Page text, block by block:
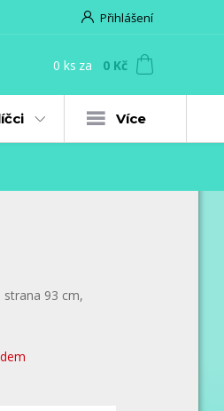
Přihlášení
0 ks za 0 Kč
Více
strana 93 cm,